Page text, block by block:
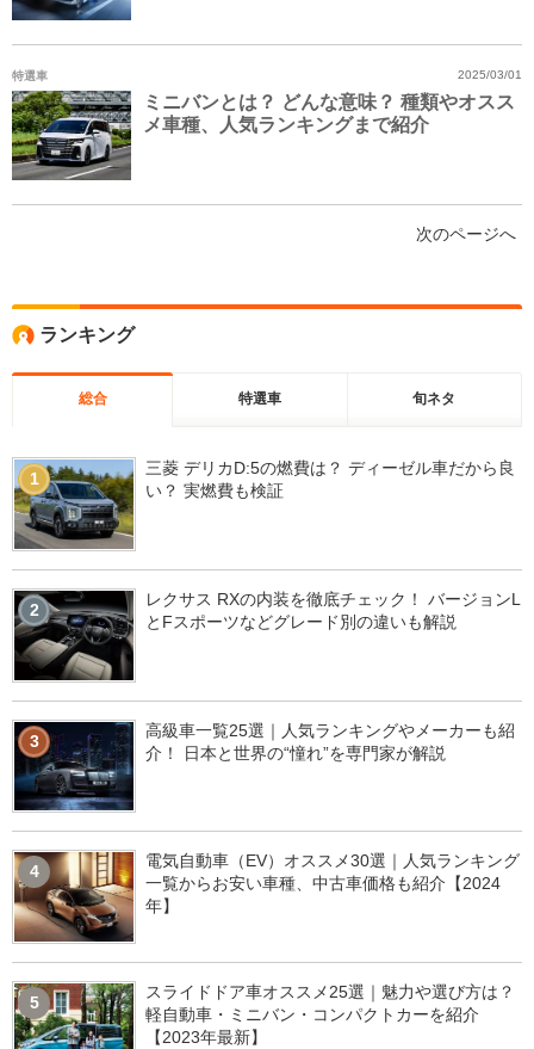
特選車 2025/03/01
ミニバンとは？ どんな意味？ 種類やオスス
メ車種、人気ランキングまで紹介
次のページへ
ランキング
総合 特選車 旬ネタ
1
三菱 デリカD:5の燃費は？ ディーゼル車だから良
い？ 実燃費も検証
2
レクサス RXの内装を徹底チェック！ バージョンL
とFスポーツなどグレード別の違いも解説
3
高級車一覧25選｜人気ランキングやメーカーも紹
介！ 日本と世界の“憧れ”を専門家が解説
4
電気自動車（EV）オススメ30選｜人気ランキング
一覧からお安い車種、中古車価格も紹介【2024
年】
5
スライドドア車オススメ25選｜魅力や選び方は？
軽自動車・ミニバン・コンパクトカーを紹介
【2023年最新】